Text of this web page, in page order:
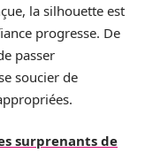
la silhouette est
progresse. De
passer
soucier de
surprenants de